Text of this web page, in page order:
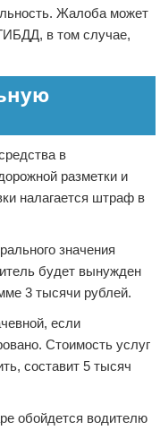
Жалоба может
в том случае,
в
разметки и
налагается штраф в
значения
будет вынужден
3 тысячи рублей.
если
Стоимость услуг
составит 5 тысяч
обойдется водителю